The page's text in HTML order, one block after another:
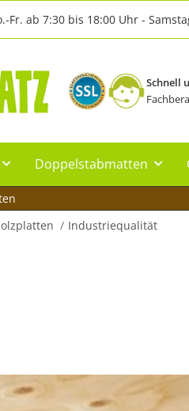
Fr. ab 7:30 bis 18:00 Uhr -
Schnell
Doppelstabmatten
Industriequalität